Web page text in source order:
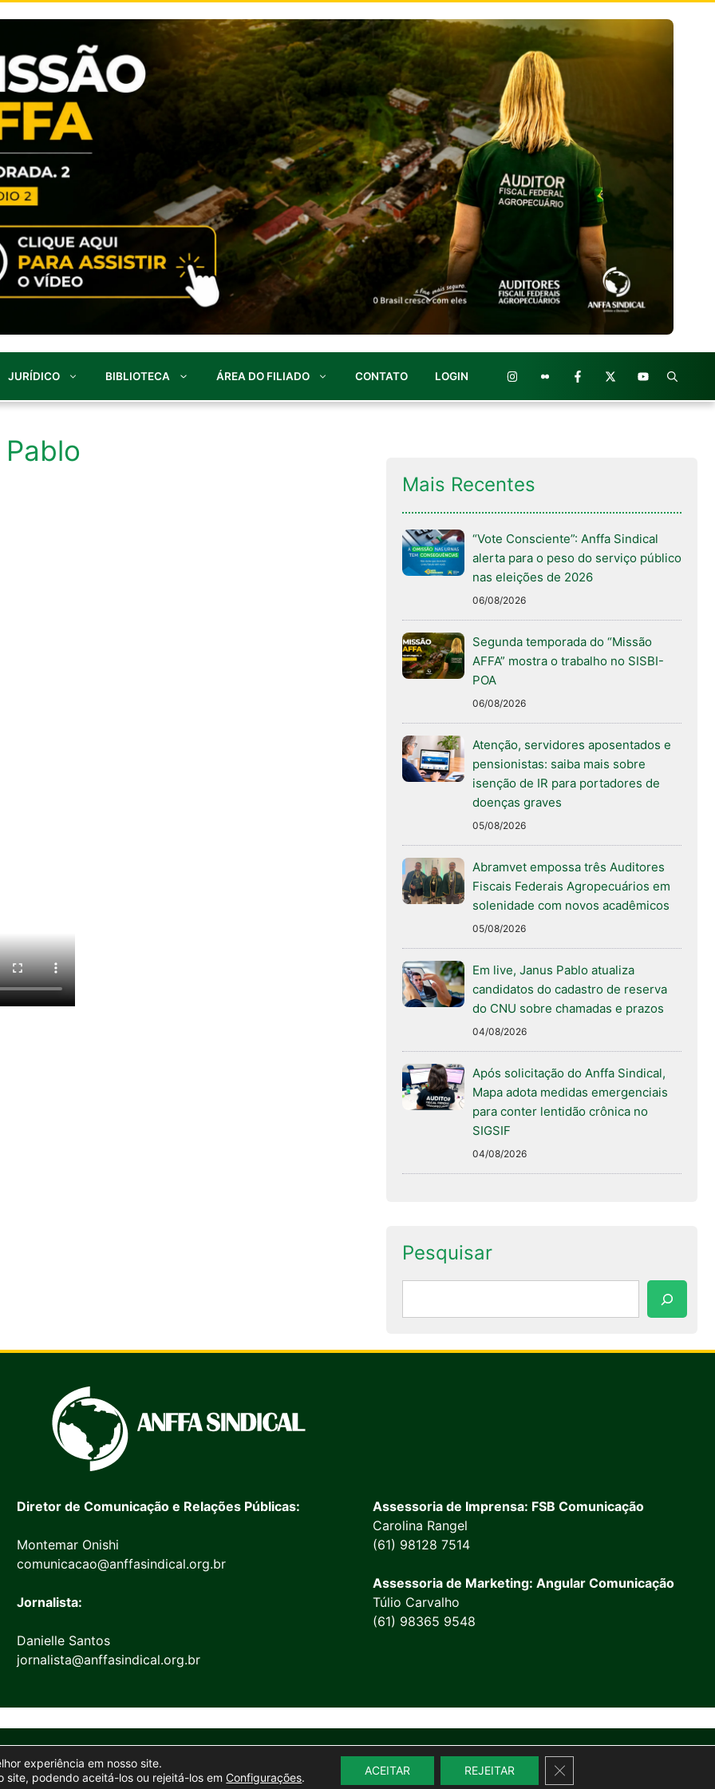
JURÍDICO BIBLIOTECA ÁREA DO FILIADO CONTATO LOGIN
Mais Recentes
“Vote Consciente”: Anffa Sindical
alerta para o peso do serviço público
nas eleições de 2026
06/08/2026
Segunda temporada do “Missão
AFFA” mostra o trabalho no SISBI-
POA
06/08/2026
Atenção, servidores aposentados e
pensionistas: saiba mais sobre
isenção de IR para portadores de
doenças graves
05/08/2026
Abramvet empossa três Auditores
Fiscais Federais Agropecuários em
solenidade com novos acadêmicos
05/08/2026
Em live, Janus Pablo atualiza
candidatos do cadastro de reserva
do CNU sobre chamadas e prazos
04/08/2026
Após solicitação do Anffa Sindical,
Mapa adota medidas emergenciais
para conter lentidão crônica no
SIGSIF
04/08/2026
Pesquisar
Diretor de Comunicação e Relações Públicas:
Montemar Onishi
comunicacao@anffasindical.org.br
Jornalista:
Danielle Santos
jornalista@anffasindical.org.br
Assessoria de Imprensa: FSB Comunicação
Carolina Rangel
(61) 98128 7514
Assessoria de Marketing: Angular Comunicação
Túlio Carvalho
(61) 98365 9548
Site desenvolvido por Marketing Objetivo
experiência em nosso site.
site, podendo aceitá-los ou rejeitá-los em Configurações.
ACEITAR REJEITAR Close GDPR Cookie Banner